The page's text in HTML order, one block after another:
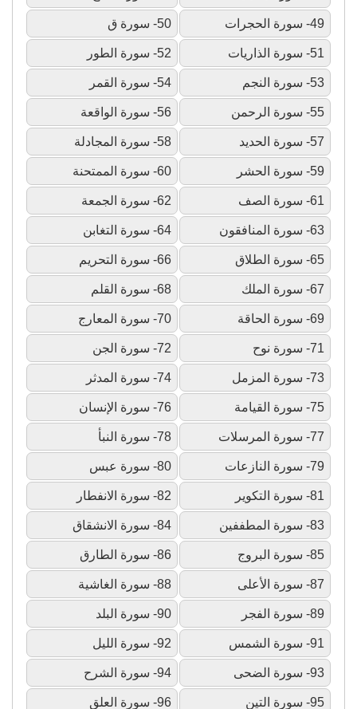
49- سورة الحجرات 50- سورة ق
51- سورة الذاريات 52- سورة الطور
53- سورة النجم 54- سورة القمر
55- سورة الرحمن 56- سورة الواقعة
57- سورة الحديد 58- سورة المجادلة
59- سورة الحشر 60- سورة الممتحنة
61- سورة الصف 62- سورة الجمعة
63- سورة المنافقون 64- سورة التغابن
65- سورة الطلاق 66- سورة التحريم
67- سورة الملك 68- سورة القلم
69- سورة الحاقة 70- سورة المعارج
71- سورة نوح 72- سورة الجن
73- سورة المزمل 74- سورة المدثر
75- سورة القيامة 76- سورة الإنسان
77- سورة المرسلات 78- سورة النبأ
79- سورة النازعات 80- سورة عبس
81- سورة التكوير 82- سورة الانفطار
83- سورة المطففين 84- سورة الانشقاق
85- سورة البروج 86- سورة الطارق
87- سورة الأعلى 88- سورة الغاشية
89- سورة الفجر 90- سورة البلد
91- سورة الشمس 92- سورة الليل
93- سورة الضحى 94- سورة الشرح
95- سورة التين 96- سورة العلق